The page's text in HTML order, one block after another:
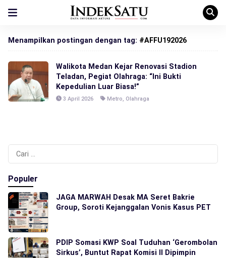
Menampilkan postingan dengan tag: #AFFU192026
Walikota Medan Kejar Renovasi Stadion
Teladan, Pegiat Olahraga: “Ini Bukti
Kepedulian Luar Biasa!”
3 April 2026 Metro, Olahraga
Cari
untuk:
Populer
JAGA MARWAH Desak MA Seret Bakrie
Group, Soroti Kejanggalan Vonis Kasus PET
PDIP Somasi KWP Soal Tuduhan ‘Gerombolan
Sirkus’, Buntut Rapat Komisi II Dipimpin